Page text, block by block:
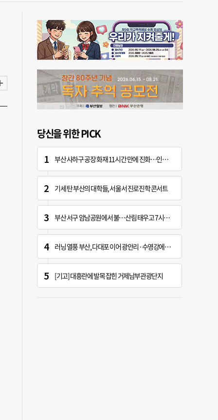
당신을 위한 PICK
부산 사하구 공장 화재 11시간 만에 진화…인명 피해 없어
기세 탄 부산의 대학들, 서울서 진로진학 콘서트
부산 서구 암남공원에서 불…산림 태우고 7시간 만에 진화
러닝 열풍 부산, 다대포 이어 광안리·수영강에도 ‘러닝 스테이션’
[기고] 대흥란에 발목 잡힌 거제남부관광단지